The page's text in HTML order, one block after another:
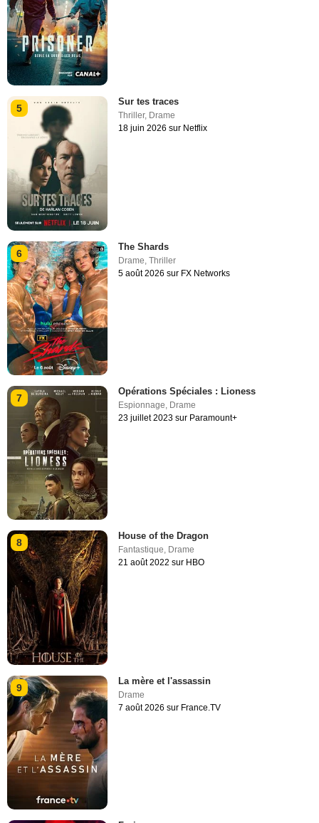
5
Sur tes traces
Thriller, Drame
18 juin 2026 sur Netflix
6
The Shards
Drame ,Thriller
5 août 2026 sur FX Networks
7
Opérations Spéciales : Lioness
Espionnage, Drame
23 juillet 2023 sur Paramount+
8
House of the Dragon
Fantastique, Drame
21 août 2022 sur HBO
9
La mère et l'assassin
Drame
7 août 2026 sur France.TV